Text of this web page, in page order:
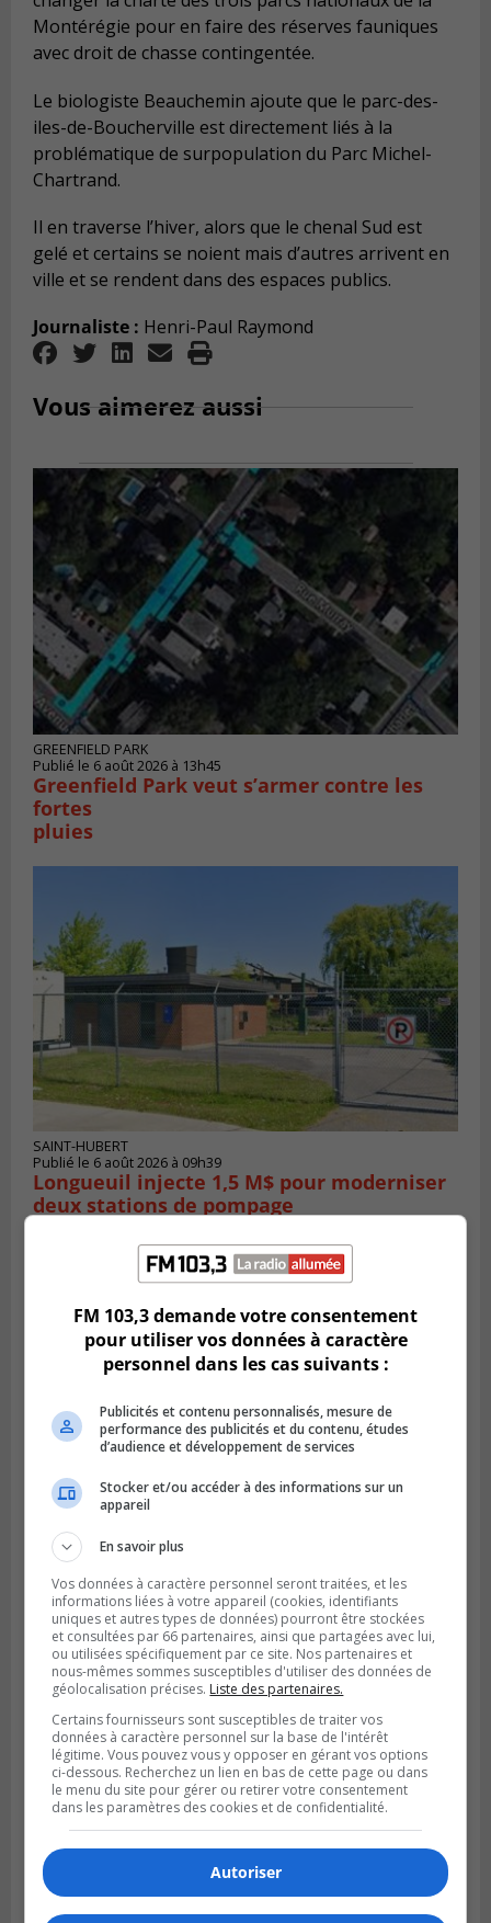
Montérégie pour en faire des réserves fauniques
avec droit de chasse contingentée.
Le biologiste Beauchemin ajoute que le parc-des-
iles-de-Boucherville est directement liés à la
problématique de surpopulation du Parc Michel-
Chartrand.
Il en traverse l’hiver, alors que le chenal Sud est
gelé et certains se noient mais d’autres arrivent en
ville et se rendent dans des espaces publics.
Journaliste : Henri-Paul Raymond
Vous aimerez aussi
GREENFIELD PARK
Publié le 6 août 2026 à 13h45
Greenfield Park veut s’armer contre les
fortes
pluies
SAINT-HUBERT
Publié le 6 août 2026 à 09h39
Longueuil injecte 1,5 M$ pour moderniser
deux stations de pompage
LA PRAIRIE
Publié le 5 août 2026 à 11h59
La Prairie loue des espaces de glace
jusqu’en avril 2027
LA PRAIRIE
Publié le 4 août 2026 à 15h50
Le mur du rempart de La Prairie retrouve
sa jeunesse
FM 103,3 demande votre consentement
pour utiliser vos données à caractère
personnel dans les cas suivants :
Publicités et contenu personnalisés, mesure de
performance des publicités et du contenu, études
d’audience et développement de services
Stocker et/ou accéder à des informations sur un
appareil
En savoir plus
Vos données à caractère personnel seront traitées, et les
informations liées à votre appareil (cookies, identifiants
uniques et autres types de données) pourront être stockées
et consultées par 66 partenaires, ainsi que partagées avec lui,
ou utilisées spécifiquement par ce site. Nos partenaires et
nous-mêmes sommes susceptibles d'utiliser des données de
géolocalisation précises. Liste des partenaires.
Certains fournisseurs sont susceptibles de traiter vos
données à caractère personnel sur la base de l'intérêt
légitime. Vous pouvez vous y opposer en gérant vos options
ci-dessous. Recherchez un lien en bas de cette page ou dans
le menu du site pour gérer ou retirer votre consentement
dans les paramètres des cookies et de confidentialité.
Autoriser